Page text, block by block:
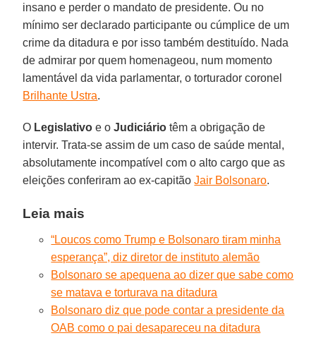
insano e perder o mandato de presidente. Ou no
mínimo ser declarado participante ou cúmplice de um
crime da ditadura e por isso também destituído. Nada
de admirar por quem homenageou, num momento
lamentável da vida parlamentar, o torturador coronel
Brilhante Ustra.
O Legislativo e oJudiciário têm a obrigação de
intervir. Trata-se assim de um caso de saúde mental,
absolutamente incompatível com o alto cargo que as
eleições conferiram ao ex-capitãoJair Bolsonaro.
Leia mais
“Loucos como Trump e Bolsonaro tiram minha
esperança”, diz diretor de instituto alemão
Bolsonaro se apequena ao dizer que sabe como
se matava e torturava na ditadura
Bolsonaro diz que pode contar a presidente da
OAB como o pai desapareceu na ditadura